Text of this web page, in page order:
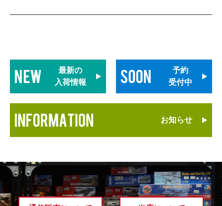
最新の
入荷情報
予約
受付中
お知らせ